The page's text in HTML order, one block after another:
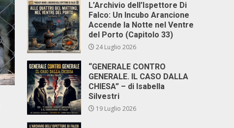
L’Archivio dell’Ispettore Di
Falco: Un Incubo Arancione
Accende la Notte nel Ventre
del Porto (Capitolo 33)
24 Luglio 2026
“GENERALE CONTRO
GENERALE. IL CASO DALLA
CHIESA” – di Isabella
Silvestri
19 Luglio 2026